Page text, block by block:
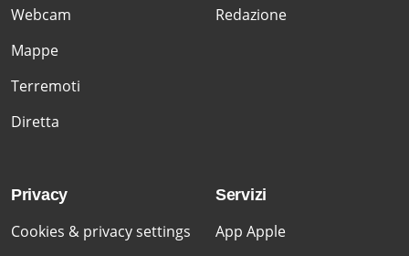
Webcam
Mappe
Terremoti
Diretta
Redazione
Privacy
Cookies & privacy settings
Servizi
App Apple